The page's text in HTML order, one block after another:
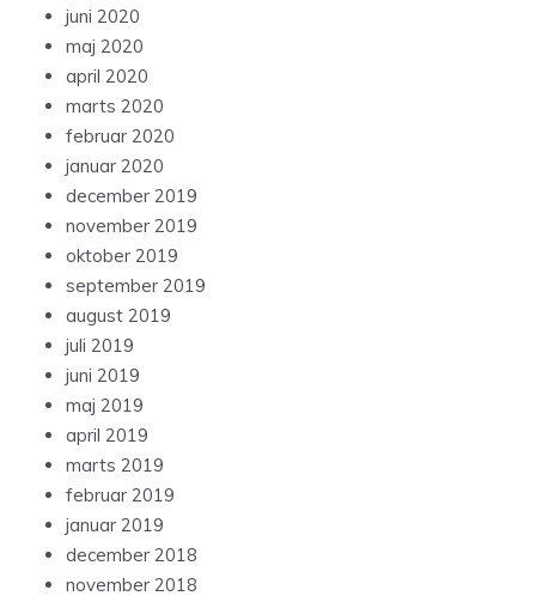
juni 2020
maj 2020
april 2020
marts 2020
februar 2020
januar 2020
december 2019
november 2019
oktober 2019
september 2019
august 2019
juli 2019
juni 2019
maj 2019
april 2019
marts 2019
februar 2019
januar 2019
december 2018
november 2018